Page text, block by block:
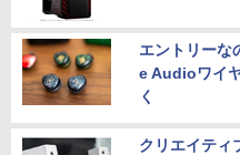
エントリー
e Audioワイ
く
クリエイティ